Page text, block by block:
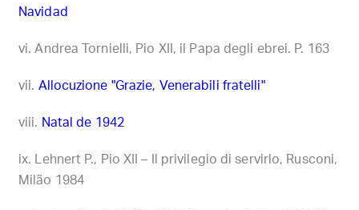
Navidad
Andrea Tornielli, Pio XII, il Papa degli ebrei. P. 163
Allocuzione "Grazie, Venerabili fratelli"
Natal de 1942
Lehnert P., Pio XII – Il privilegio di servirlo, Rusconi,
Milão 1984